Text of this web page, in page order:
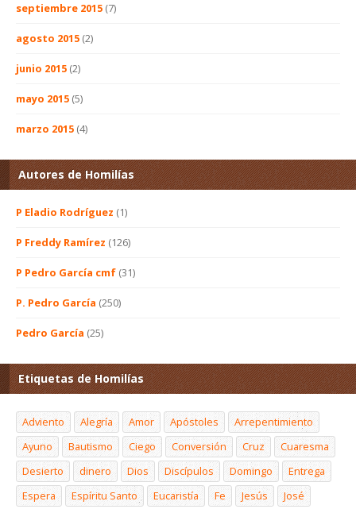
septiembre 2015 (7)
agosto 2015 (2)
junio 2015 (2)
mayo 2015 (5)
marzo 2015 (4)
Autores de Homilías
P Eladio Rodríguez (1)
P Freddy Ramírez (126)
P Pedro García cmf (31)
P. Pedro García (250)
Pedro García (25)
Etiquetas de Homilías
Adviento Alegría Amor Apóstoles
Arrepentimiento
Ayuno
Bautismo Ciego Conversión Cruz
Cuaresma
Desierto
dinero Dios Discípulos Domingo
Entrega
Espera
Espíritu Santo Eucaristía Fe Jesús
José